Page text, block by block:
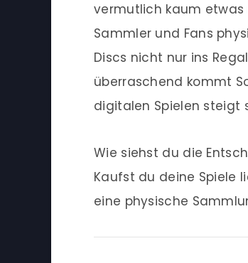
vermutlich kaum etwas
Sammler und Fans
Discs nicht nur ins
überraschend kommt
digitalen Spielen steigt
Wie siehst du die
Kaufst du deine Spiele
eine physische